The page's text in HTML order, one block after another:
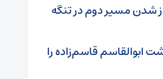
شدن مسیر دوم در تنگه
ابوالقاسم قاسم‌زاده را